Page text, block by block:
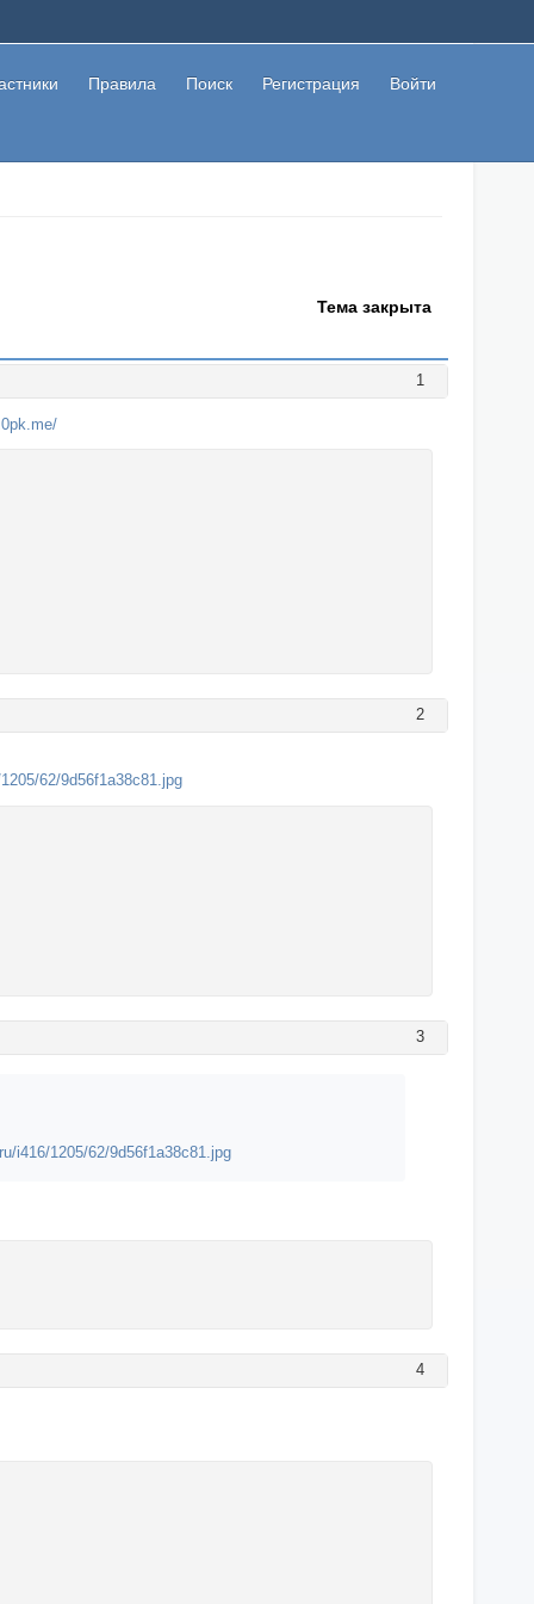
Правила Поиск Регистрация Войти
Тема закрыта
1
2
62/9d56f1a38c81.jpg
3
i416/1205/62/9d56f1a38c81.jpg
4